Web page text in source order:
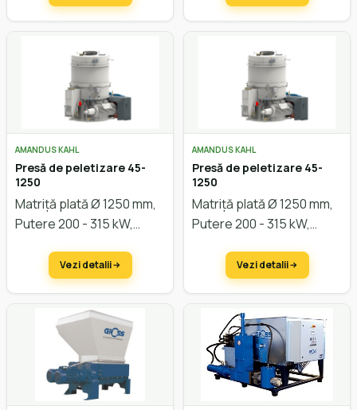
AMANDUS KAHL
Presă de peletizare 45-
1250
Matriță plată Ø 1250 mm,
Putere 200 - 315 kW,
Vezi detalii
AMANDUS KAHL
Presă de peletizare 45-
1250
Matriță plată Ø 1250 mm,
Putere 200 - 315 kW,
Vezi detalii